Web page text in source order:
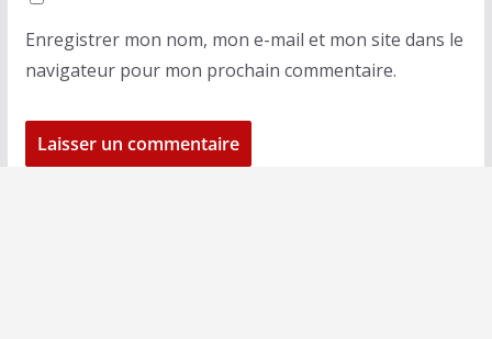
Enregistrer mon nom, mon e-mail et mon site dans le
navigateur pour mon prochain commentaire.